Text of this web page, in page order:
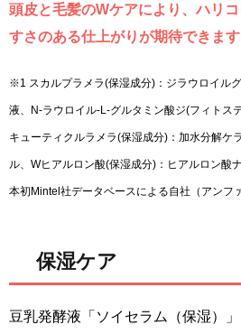
頭皮と毛髪のWケアにより、ハリ
すさのある仕上がりが期待できます
※1 スカルプラメラ(保湿成分)：ジラウロイル
液、N-ラウロイル-L-グルタミン酸ジ(フィトス
キューティクルラメラ(保湿成分)：加水分解ケ
ル、Wヒアルロン酸(保湿成分)：ヒアルロン酸
本初Mintel社データベースによる自社（アンフ
保湿ケア
豆乳発酵液「ソイセラム（保湿）